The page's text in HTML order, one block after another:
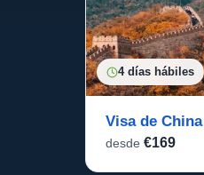
4 días hábiles
Visa de China
desde €169